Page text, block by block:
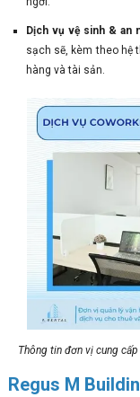
Dịch vụ vệ sinh & an
sạch sẽ, kèm theo hệ
hàng và tài sản.
Thông tin đơn vị cung
Regus M